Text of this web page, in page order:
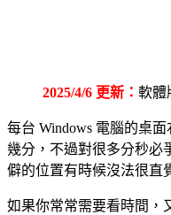
2025/4/6 更新： 軟體
每台 Windows 電腦的桌
幾分，不過對很多分秒必
僻的位置有時候沒法很直
如果你常常需要看時間，